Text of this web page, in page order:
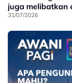
juga melibatkan
31/07/2026